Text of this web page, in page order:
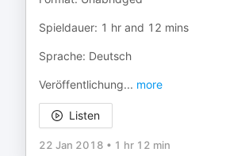
Spieldauer: 1 hr and 12 mins
Sprache: Deutsch
Veröffentlichung... more
Listen
22 Jan 2018 • 1 hr 12 min